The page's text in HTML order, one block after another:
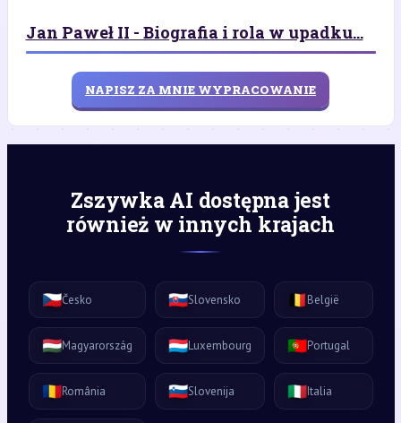
Jan Paweł II - Biografia i rola w upadku...
NAPISZ ZA MNIE WYPRACOWANIE
Zszywka AI dostępna jest
również w innych krajach
🇨🇿Česko 🇸🇰Slovensko 🇧🇪België
🇭🇺Magyarország 🇱🇺Luxembourg 🇵🇹Portugal
🇷🇴România 🇸🇮Slovenija 🇮🇹Italia